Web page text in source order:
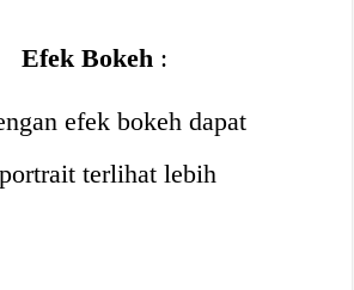
Efek Bokeh :
efek bokeh dapat
terlihat lebih